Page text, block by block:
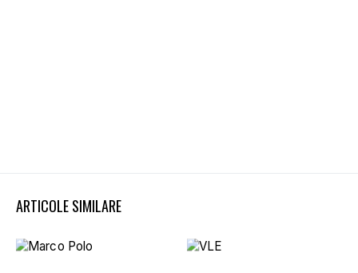
ARTICOLE SIMILARE